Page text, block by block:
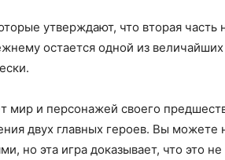
утверждают, что вторая
остается одной из
мир и персонажей своего
двух главных героев. Вы можете
но эта игра доказывает, что это